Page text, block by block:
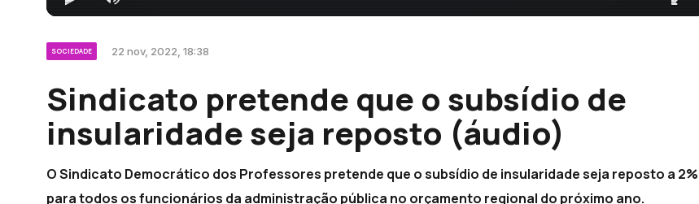
SOCIEDADE 22 nov, 2022, 18:38
Sindicato pretende que o subsídio de
insularidade seja reposto (áudio)
O Sindicato Democrático dos Professores pretende que o subsídio de insularidade seja reposto a 2%
para todos os funcionários da administração pública no orçamento regional do próximo ano.